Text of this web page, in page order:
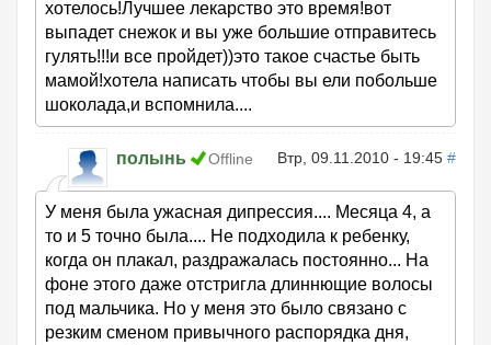
хотелось!Лучшее лекарство это время!вот
выпадет снежок и вы уже большие отправитесь
гулять!!!и все пройдет))это такое счастье быть
мамой!хотела написать чтобы вы ели побольше
шоколада,и вспомнила....
полынь Offline Втр, 09.11.2010 - 19:45 #
У меня была ужасная дипрессия.... Месяца 4, а
то и 5 точно была.... Не подходила к ребенку,
когда он плакал, раздражалась постоянно... На
фоне этого даже отстригла длиннющие волосы
под мальчика. Но у меня это было связано с
резким сменом привычного распорядка дня,